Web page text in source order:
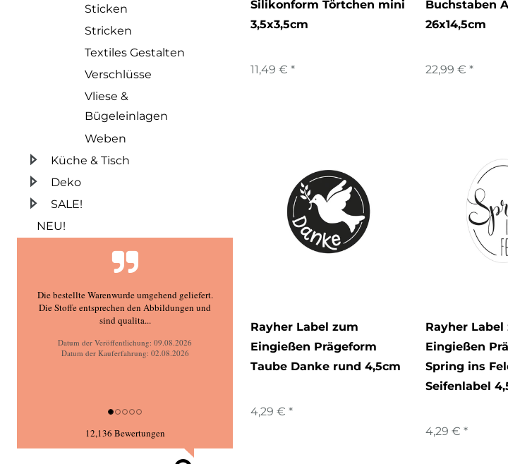
Sticken
Stricken
Textiles Gestalten
Verschlüsse
Vliese &
Bügeleinlagen
Weben
Küche & Tisch
Deko
SALE!
NEU!
Schöne Ware tolle Auswahl top Lieferung
Datum der Veröffentlichung: 08.08.2026
Datum der Kauferfahrung: 02.08.2026
12,136 Bewertungen
Silikonform Törtchen mini
3,5x3,5cm
11,49 € *
Buchstaben
26x14,5cm
22,99 € *
Rayher Label zum
Eingießen Prägeform
Taube Danke rund 4,5cm
4,29 € *
Rayher Label
Eingießen
Spring ins
Seifenlabel
4,29 € *